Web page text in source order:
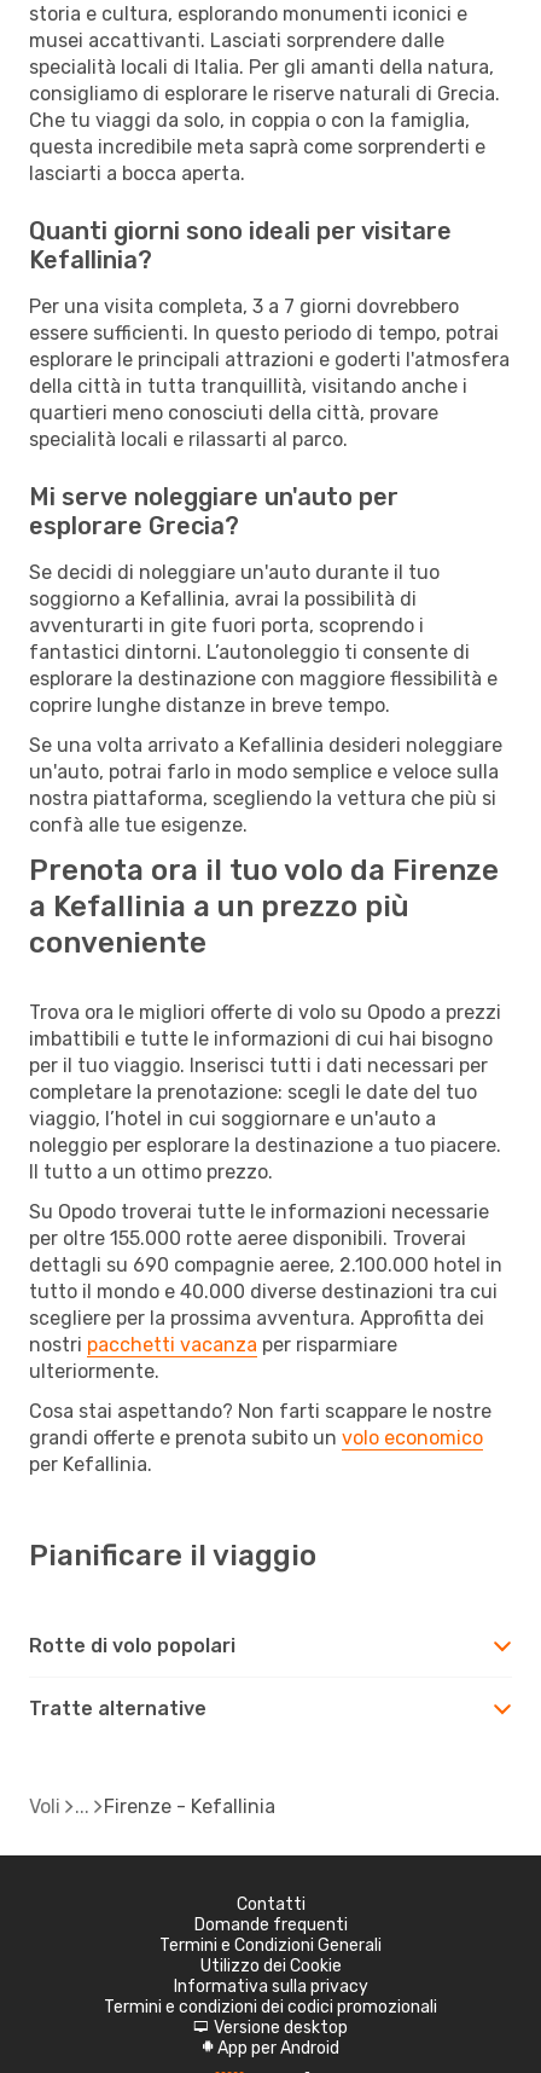
storia e cultura, esplorando monumenti iconici e
musei accattivanti. Lasciati sorprendere dalle
specialità locali di Italia. Per gli amanti della natura,
consigliamo di esplorare le riserve naturali di Grecia.
Che tu viaggi da solo, in coppia o con la famiglia,
questa incredibile meta saprà come sorprenderti e
lasciarti a bocca aperta.
Quanti giorni sono ideali per visitare
Kefallinia?
Per una visita completa, 3 a 7 giorni dovrebbero
essere sufficienti. In questo periodo di tempo, potrai
esplorare le principali attrazioni e goderti l'atmosfera
della città in tutta tranquillità, visitando anche i
quartieri meno conosciuti della città, provare
specialità locali e rilassarti al parco.
Mi serve noleggiare un'auto per
esplorare Grecia?
Se decidi di noleggiare un'auto durante il tuo
soggiorno a Kefallinia, avrai la possibilità di
avventurarti in gite fuori porta, scoprendo i
fantastici dintorni. L’autonoleggio ti consente di
esplorare la destinazione con maggiore flessibilità e
coprire lunghe distanze in breve tempo.
Se una volta arrivato a Kefallinia desideri noleggiare
un'auto, potrai farlo in modo semplice e veloce sulla
nostra piattaforma, scegliendo la vettura che più si
confà alle tue esigenze.
Prenota ora il tuo volo da Firenze
a Kefallinia a un prezzo più
conveniente
Trova ora le migliori offerte di volo su Opodo a prezzi
imbattibili e tutte le informazioni di cui hai bisogno
per il tuo viaggio. Inserisci tutti i dati necessari per
completare la prenotazione: scegli le date del tuo
viaggio, l’hotel in cui soggiornare e un'auto a
noleggio per esplorare la destinazione a tuo piacere.
Il tutto a un ottimo prezzo.
Su Opodo troverai tutte le informazioni necessarie
per oltre 155.000 rotte aeree disponibili. Troverai
dettagli su 690 compagnie aeree, 2.100.000 hotel in
tutto il mondo e 40.000 diverse destinazioni tra cui
scegliere per la prossima avventura. Approfitta dei
nostri pacchetti vacanza per risparmiare
ulteriormente.
Cosa stai aspettando? Non farti scappare le nostre
grandi offerte e prenota subito un volo economico
per Kefallinia.
Pianificare il viaggio
Rotte di volo popolari
Tratte alternative
Voli Firenze - Kefallinia
Contatti
Domande frequenti
Termini e Condizioni Generali
Utilizzo dei Cookie
Informativa sulla privacy
Termini e condizioni dei codici promozionali
d Versione desktop
A App per Android